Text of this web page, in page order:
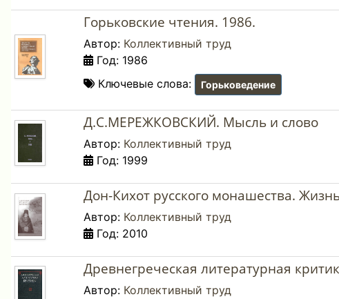
Горьковские чтения. 1986.
Автор: Коллективный труд
Год: 1986
Ключевые слова:
Горьковедение
Д.С.МЕРЕЖКОВСКИЙ. Мысль и слово
Автор: Коллективный труд
Год: 1999
Дон-Кихот русского монашества.
Автор: Коллективный труд
Год: 2010
Древнегреческая литературная
Автор: Коллективный труд